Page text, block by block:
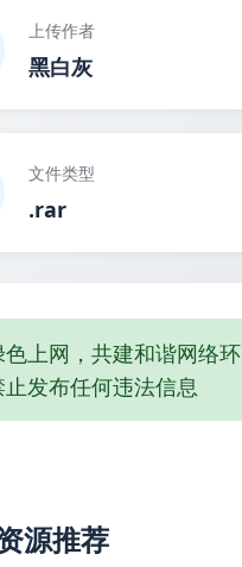
上传作者
黑白灰
文件类型
.rar
上网，共建和谐网络环
发布任何违法信息
源推荐